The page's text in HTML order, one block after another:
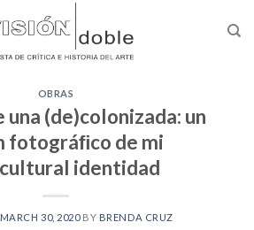
OBRAS
(de)colonizada: un
fotográﬁco de mi
identidad
MARCH 30, 2020BY BRENDA CRUZ